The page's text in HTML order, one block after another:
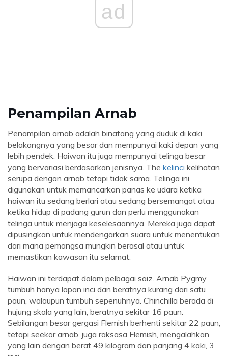
ad
Penampilan Arnab
Penampilan arnab adalah binatang yang duduk di kaki
belakangnya yang besar dan mempunyai kaki depan yang
lebih pendek. Haiwan itu juga mempunyai telinga besar
yang bervariasi berdasarkan jenisnya. The kelinci kelihatan
serupa dengan arnab tetapi tidak sama. Telinga ini
digunakan untuk memancarkan panas ke udara ketika
haiwan itu sedang berlari atau sedang bersemangat atau
ketika hidup di padang gurun dan perlu menggunakan
telinga untuk menjaga keselesaannya. Mereka juga dapat
dipusingkan untuk mendengarkan suara untuk menentukan
dari mana pemangsa mungkin berasal atau untuk
memastikan kawasan itu selamat.
Haiwan ini terdapat dalam pelbagai saiz. Arnab Pygmy
tumbuh hanya lapan inci dan beratnya kurang dari satu
paun, walaupun tumbuh sepenuhnya. Chinchilla berada di
hujung skala yang lain, beratnya sekitar 16 paun.
Sebilangan besar gergasi Flemish berhenti sekitar 22 paun,
tetapi seekor arnab, juga raksasa Flemish, mengalahkan
yang lain dengan berat 49 kilogram dan panjang 4 kaki, 3